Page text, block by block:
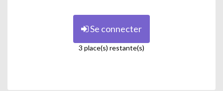
Se connecter
3 place(s) restante(s)